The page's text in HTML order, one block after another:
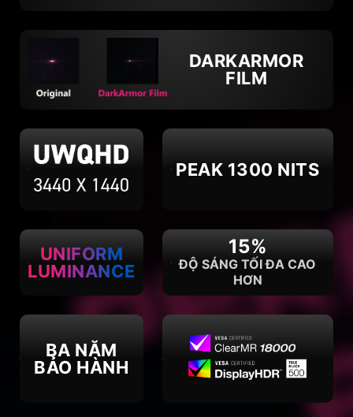
DARKARMOR
FILM
PEAK 1300 NITS
UNIFORM
LUMINANCE
15%
ĐỘ SÁNG TỐI ĐA CAO
HƠN
BA NĂM
BẢO HÀNH